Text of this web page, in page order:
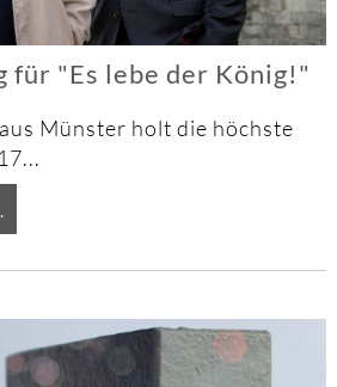
für "Es lebe der König!"
Münster holt die höchste
für
"Es
der
König!"